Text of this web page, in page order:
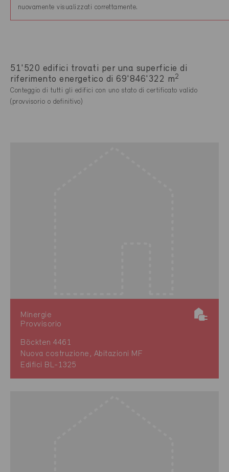
nuovamente visualizzati correttamente.
51'520 edifici trovati per una superficie di
riferimento energetico di 69'846'322 m2
Conteggio di tutti gli edifici con uno stato di certificato valido
(provvisorio o definitivo)
Minergie
Provvisorio
Böckten 4461
Nuova costruzione, Abitazioni MF
Edifici BL-1325